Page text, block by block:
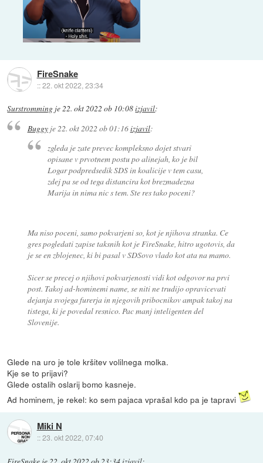
FireSnake
::22. okt 2022, 23:34
Surstromming je22. okt 2022 ob 10:08izjavil:
Buggyje22. okt 2022 ob 01:16izjavil:
zgleda je zate prevec kompleksno dojet stvari
opisane v prvotnem postu po alinejah, ko je bil
Logar podpredsedik SDS in koalicije v tem casu,
zdej pa se od tega distancira kot brezmadezna
Marija in nima nic s tem. Ste res tako poceni?
Ma niso poceni, samo pokvarjeni so, kot je njihova stranka. Ce
gres pogledati zapise taksnih kot je FireSnake, hitro ugotovis, da
je se en zblojenec, ki bi pasal v SDSovo vlado kot ata na mamo.
Sicer se precej o njihovi pokvarjenosti vidi kot odgovor na prvi
post. Takoj ad-hominemi name, se niti ne trudijo opravicevati
dejanja svojega furerja in njegovih pribocnikov ampak takoj na
tistega, ki je povedal resnico. Pac manj inteligenten del
Slovenije.
Glede na uro je tole kršitev volilnega molka.
Kje se to prijavi?
Glede ostalih oslarij bomo kasneje.
Ad hominem, je rekel: ko sem pajaca vprašal kdo pa je tapravi
Miki N
::23. okt 2022, 07:40